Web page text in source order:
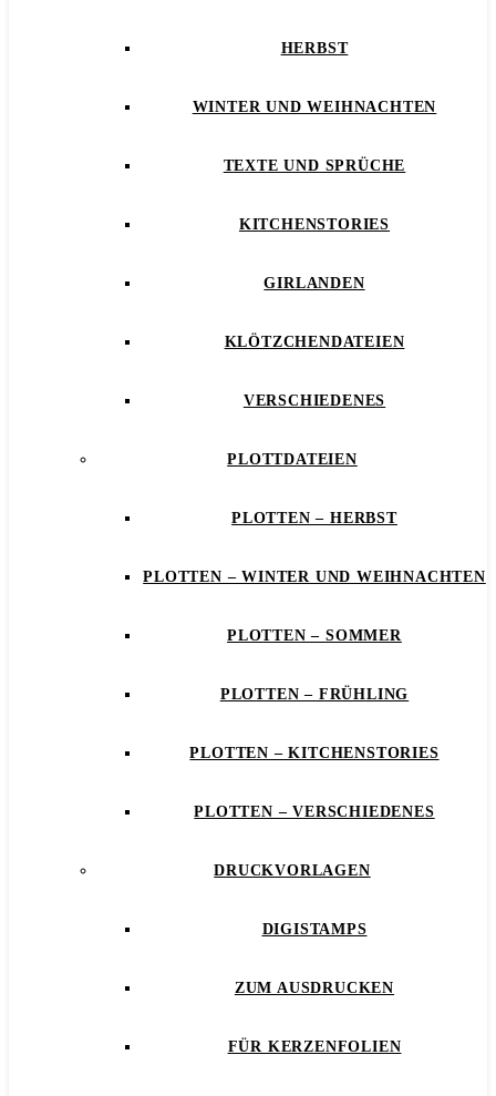
HERBST
WINTER UND WEIHNACHTEN
TEXTE UND SPRÜCHE
KITCHENSTORIES
GIRLANDEN
KLÖTZCHENDATEIEN
VERSCHIEDENES
PLOTTDATEIEN
PLOTTEN – HERBST
PLOTTEN – WINTER UND WEIHNACHTEN
PLOTTEN – SOMMER
PLOTTEN – FRÜHLING
PLOTTEN – KITCHENSTORIES
PLOTTEN – VERSCHIEDENES
DRUCKVORLAGEN
DIGISTAMPS
ZUM AUSDRUCKEN
FÜR KERZENFOLIEN